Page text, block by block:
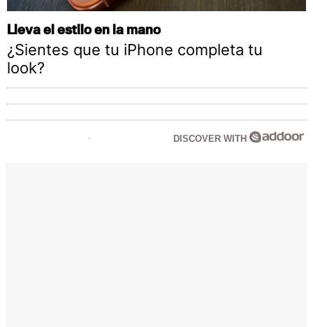
Lleva el estilo en la mano
¿Sientes que tu iPhone completa tu
look?
DISCOVER WITH